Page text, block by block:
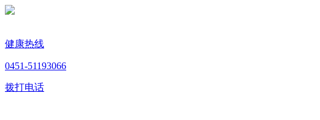
健康热线
0451-51193066
拨打电话